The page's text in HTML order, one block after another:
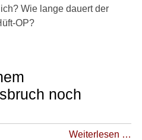
Wie lange dauert der
OP?
noch
Weiterlesen …